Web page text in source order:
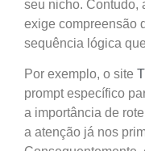
seu nicho. Contudo,
exige compreensão
sequência lógica
Por exemplo, o site
prompt específico
a importância de
a atenção já nos